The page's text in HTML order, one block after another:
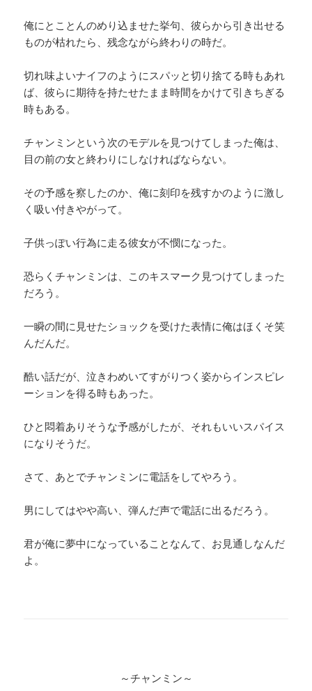
俺にとことんのめり込ませた挙句、彼らから引き出せる
ものが枯れたら、残念ながら終わりの時だ。
切れ味よいナイフのようにスパッと切り捨てる時もあれ
ば、彼らに期待を持たせたまま時間をかけて引きちぎる
時もある。
チャンミンという次のモデルを見つけてしまった俺は、
目の前の女と終わりにしなければならない。
その予感を察したのか、俺に刻印を残すかのように激し
く吸い付きやがって。
子供っぽい行為に走る彼女が不憫になった。
恐らくチャンミンは、このキスマーク見つけてしまった
だろう。
一瞬の間に見せたショックを受けた表情に俺はほくそ笑
んだんだ。
酷い話だが、泣きわめいてすがりつく姿からインスピレ
ーションを得る時もあった。
ひと悶着ありそうな予感がしたが、それもいいスパイス
になりそうだ。
さて、あとでチャンミンに電話をしてやろう。
男にしてはやや高い、弾んだ声で電話に出るだろう。
君が俺に夢中になっていることなんて、お見通しなんだ
よ。
～チャンミン～